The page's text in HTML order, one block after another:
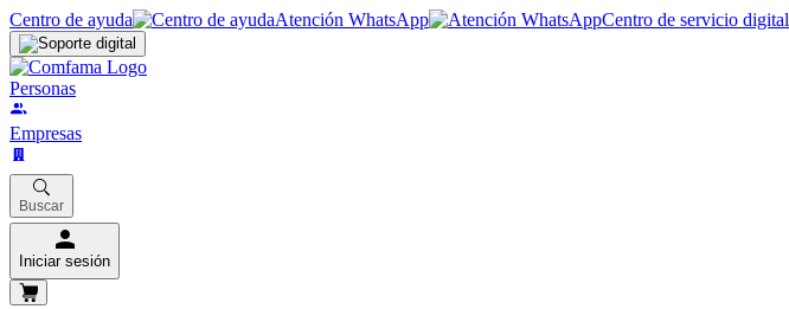
Centro de ayuda Atención WhatsApp Centro de servicio digital
Personas
Empresas
Buscar
Iniciar sesión